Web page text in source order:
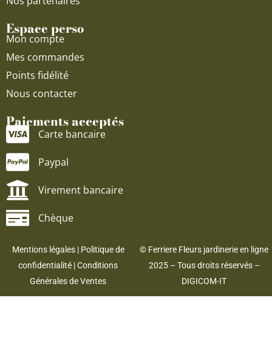
Espace perso
Mon compte
Mes commandes
Points fidélité
Nous contacter
Paiements acceptés
Carte bancaire
Paypal
Virement bancaire
Chèque
Mentions légales| Politique de
confidentialité |Conditions
Générales de Ventes
© Ferriere Fleurs jardinerie en ligne
2025 – Tous droits réservés –
DIGICOM-IT